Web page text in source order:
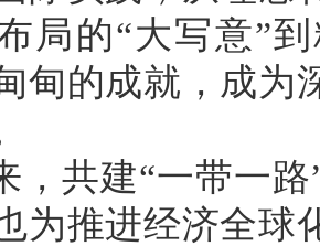
局的“大写意”
甸的成就，成为
，共建“一带一
为推进经济全球